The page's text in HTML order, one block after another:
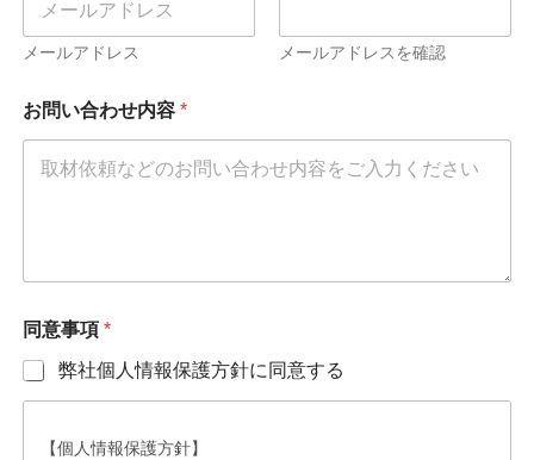
メールアドレス メールアドレスを確認
お問い合わせ内容 *
同意事項 *
弊社個人情報保護方針に同意する
【個人情報保護方針】